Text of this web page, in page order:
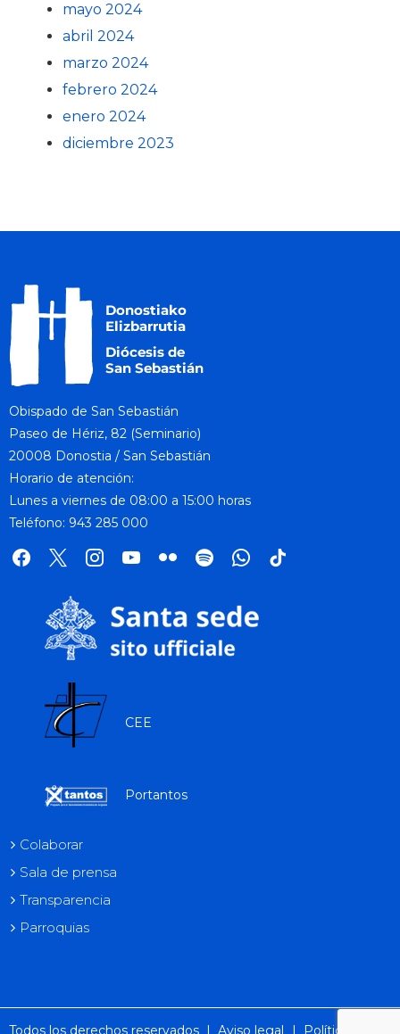
mayo 2024
abril 2024
marzo 2024
febrero 2024
enero 2024
diciembre 2023
Obispado de San Sebastián
Paseo de Hériz, 82 (Seminario)
20008 Donostia / San Sebastián
Horario de atención:
Lunes a viernes de 08:00 a 15:00 horas
Teléfono: 943 285 000
facebook
x instagramyoutube
flickr spotifywhatsapp
tik
CEE
Portantos
Colaborar
Sala de prensa
Transparencia
Parroquias
Todos los derechos reservados | Aviso legal | Política de